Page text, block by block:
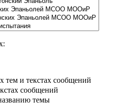
тем и текстах сообщений
сообщений
темы